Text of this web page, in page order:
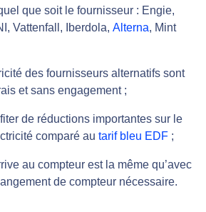
que soit le fournisseur : Engie,
Vattenfall, Iberdola, Alterna, Mint
des fournisseurs alternatifs sont
et sans engagement ;
de réductions importantes sur le
comparé au tarif bleu EDF ;
au compteur est la même qu’avec
de compteur nécessaire.